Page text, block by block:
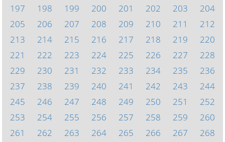
197
198 199 200 201 202 203
204
205
206 207 208 209 210 211
212
213
214 215 216 217 218 219
220
221
222 223 224 225 226 227
228
229
230 231 232 233 234 235
236
237
238 239 240 241 242 243
244
245
246 247 248 249 250 251
252
253
254 255 256 257 258 259
260
261
262 263 264 265 266 267
268